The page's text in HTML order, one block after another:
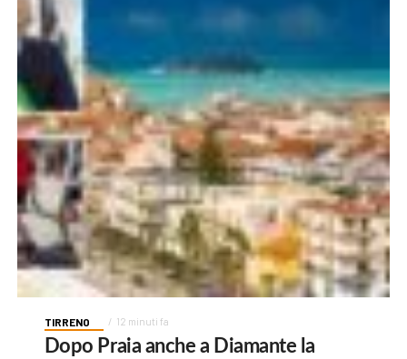
TIRRENO 12 minuti fa
Dopo Praia anche a Diamante la